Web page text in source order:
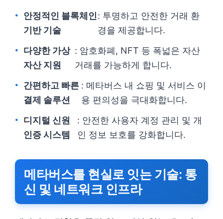
안정적인 블록체인
기반 기술
: 투명하고 안전한 거래 환
경을 제공합니다.
다양한 가상
자산 지원
: 암호화폐, NFT 등 폭넓은 자산
거래를 가능하게 합니다.
간편하고 빠른
결제 솔루션
: 메타버스 내 쇼핑 및 서비스 이
용 편의성을 극대화합니다.
디지털 신원
인증 시스템
: 안전한 사용자 계정 관리 및 개
인 정보 보호를 강화합니다.
메타버스를 현실로 잇는 기술: 통
신 및 네트워크 인프라